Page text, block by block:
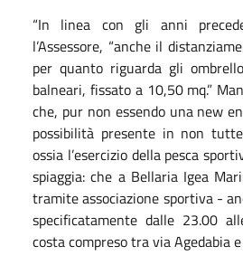
“In linea con gli anni
l’Assessore, “anche il
per quanto riguarda gli
balneari, fissato a 10,50 mq.”
che, pur non essendo una new
possibilità presente in non
ossia l’esercizio della pesca
spiaggia: che a Bellaria Igea
tramite associazione sportiva -
specificatamente dalle 23.00
costa compreso tra via Agedabia